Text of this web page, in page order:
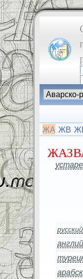
ЖА ЖВ
русский